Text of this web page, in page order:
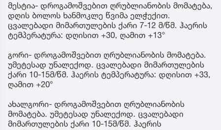
მესტია- დროგამოშვებით ღრუბლიანობის მომატება,
დღის ბოლოს ხანმოკლე წვიმა ელჭექით.
ცვალებადი მიმართულების ქარი 7-12 მ/წმ. ჰაერის
ტემპერატურა: დღისით +30, ღამით +13°
გორი- დროგამოშვებით ღრუბლიანობის მომატება.
უმეტესად უნალექოდ. ცვალებადი მიმართულების
ქარი 10-15მ/წმ. ჰაერის ტემპერატურა: დღისით +33,
ღამით +20°
ახალგორი- დროგამოშვებით ღრუბლიანობის
მომატება. უმეტესად უნალექოდ. ცვალებადი
მიმართულების ქარი 10-15მ/წმ. ჰაერის